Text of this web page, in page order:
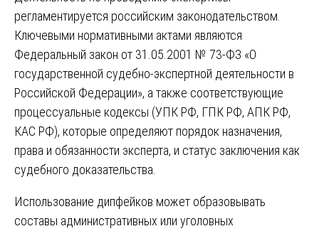
регламентируется российским законодательством.
Ключевыми нормативными актами являются
Федеральный закон от 31.05.2001 № 73-ФЗ «О
государственной судебно-экспертной деятельности в
Российской Федерации», а также соответствующие
процессуальные кодексы (УПК РФ, ГПК РФ, АПК РФ,
КАС РФ), которые определяют порядок назначения,
права и обязанности эксперта, и статус заключения как
судебного доказательства.
Использование дипфейков может образовывать
составы административных или уголовных